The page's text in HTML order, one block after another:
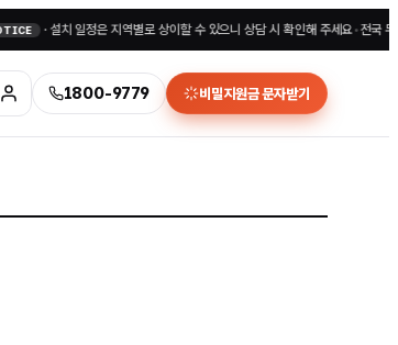
·설치 일정은 지역별로 상이할 수 있으니 상담 시 확인해 주세요•전국 무료상
1800-9779 비밀지원금 문자받기